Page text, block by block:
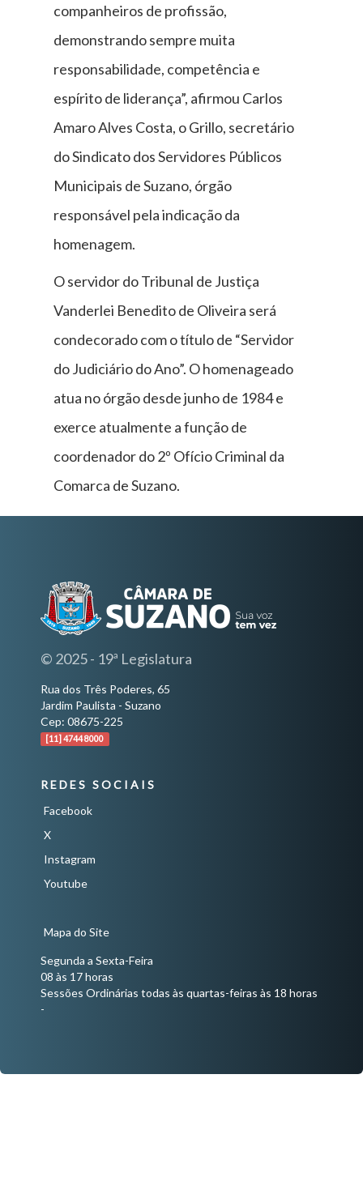
companheiros de profissão,
demonstrando sempre muita
responsabilidade, competência e
espírito de liderança”, afirmou Carlos
Amaro Alves Costa, o Grillo, secretário
do Sindicato dos Servidores Públicos
Municipais de Suzano, órgão
responsável pela indicação da
homenagem.
O servidor do Tribunal de Justiça
Vanderlei Benedito de Oliveira será
condecorado com o título de “Servidor
do Judiciário do Ano”. O homenageado
atua no órgão desde junho de 1984 e
exerce atualmente a função de
coordenador do 2º Ofício Criminal da
Comarca de Suzano.
© 2025 - 19ª Legislatura
Rua dos Três Poderes, 65
Jardim Paulista - Suzano
Cep: 08675-225
[11] 4744 8000
REDES SOCIAIS
Facebook
X
Instagram
Youtube
Mapa do Site
Segunda a Sexta-Feira
08 às 17 horas
Sessões Ordinárias todas às quartas-feiras às 18 horas
-